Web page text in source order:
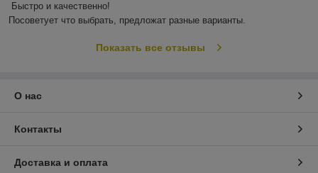
Быстро и качественно!
Посоветует что выбрать, предложат разные варианты.
Показать все отзывы
О нас
Контакты
Доставка и оплата